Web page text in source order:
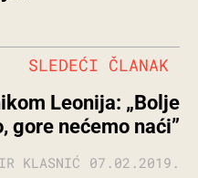
Leonija: „Bolje
gore nećemo naći”
SLEDEĆI ČLANAK
KLASNIĆ 07.02.2019.